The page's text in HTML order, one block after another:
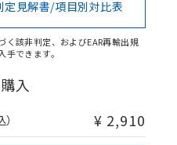
定見解書/項目別対比表
く該非判定、およびEAR再輸出規
できます。
入
¥ 2,910